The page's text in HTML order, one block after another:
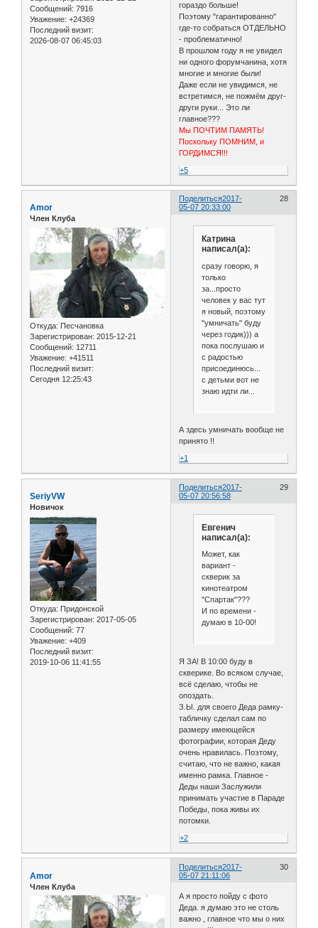
Сообщений: 7916
Уважение: +24369
Последний визит:
2026-08-07 06:45:03
гораздо больше!
Поэтому "гарантированно"
где-то собраться ОТДЕЛЬНО
- проблематично!
В прошлом году я не увидел
ни одного форумчанина, хотя
многие и многие были!
Даже если не увидимся, не
встретимся, не пожмём друг-
други руки... Это ли
главное???
Мы ПОЧТИМ ПАМЯТЬ!
Поскольку ПОМНИМ, и
ГОРДИМСЯ!!!
+5
Поделиться 28
2017-
05-07 20:33:00
Amor
Член Клуба
Откуда: Песчановка
Зарегистрирован: 2015-12-21
Сообщений: 12711
Уважение: +41511
Последний визит:
Сегодня 12:25:43
Катрина
написал(а):
сразу говорю, я
только
за...просто
человек у вас тут
я новый, поэтому
"умничать" буду
через годик))) а
пока послушаю и
с радостью
присоединюсь...
с детьми вот не
знаю идти ли...
А здесь умничать вообще не
принято !!
+1
Поделиться 29
2017-
05-07 20:56:58
SeriyVW
Новичок
Откуда: Придонской
Зарегистрирован: 2017-05-05
Сообщений: 77
Уважение: +409
Последний визит:
2019-10-06 11:41:55
Евгенич
написал(а):
Может, как
вариант -
скверик за
кинотеатром
"Спартак"???
И по времени -
думаю в 10-00!
Я ЗА! В 10:00 буду в
скверике. Во всяком случае,
всё сделаю, чтобы не
опоздать.
З.Ы. для своего Деда рамку-
табличку сделал сам по
размеру имеющейся
фотографии, которая Деду
очень нравилась. Поэтому,
считаю, что не важно, какая
именно рамка. Главное -
Деды наши Заслужили
принимать участие в Параде
Победы, пока живы их
потомки.
+2
Поделиться 30
2017-
05-07 21:11:06
Amor
Член Клуба
А я просто пойду с фото
Деда. я думаю это не столь
важно , главное что мы о них